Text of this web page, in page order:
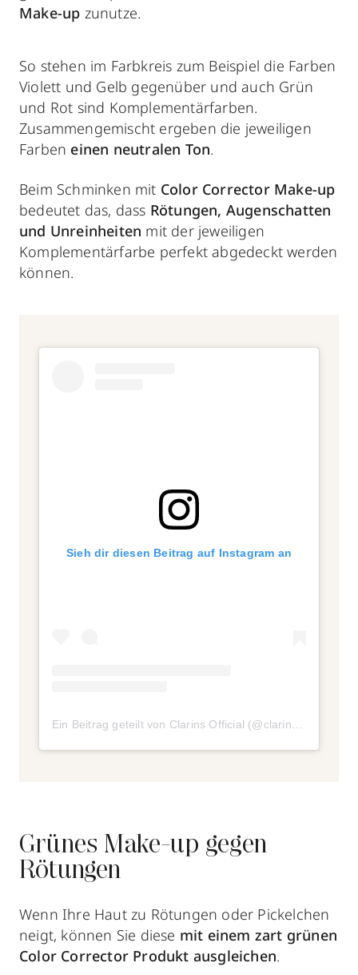
Make-up zunutze.
So stehen im Farbkreis zum Beispiel die Farben
Violett und Gelb gegenüber und auch Grün
und Rot sind Komplementärfarben.
Zusammengemischt ergeben die jeweiligen
Farben einen neutralen Ton.
Beim Schminken mit Color Corrector Make-up
bedeutet das, dass Rötungen, Augenschatten
und Unreinheiten mit der jeweiligen
Komplementärfarbe perfekt abgedeckt werden
können.
Sieh dir diesen Beitrag auf Instagram an
Grünes Make-up gegen
Rötungen
Wenn Ihre Haut zu Rötungen oder Pickelchen
neigt, können Sie diese mit einem zart grünen
Color Corrector Produkt ausgleichen.